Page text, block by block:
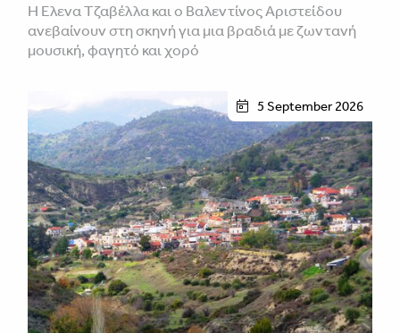
Η Έλενα Τζαβέλλα και ο Βαλεντίνος Αριστείδου
ανεβαίνουν στη σκηνή για μια βραδιά με ζωντανή
μουσική, φαγητό και χορό
5 September 2026